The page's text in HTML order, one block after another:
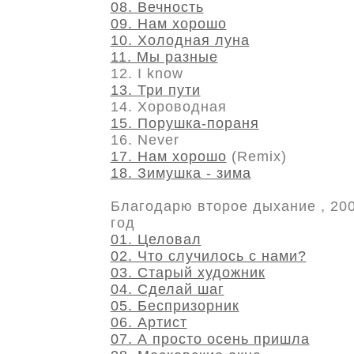
08. Вечность
09. Нам хорошо
10. Холодная луна
11. Мы разные
12. I know
13. Три пути
14. Хороводная
15. Порушка-пораня
16. Never
17. Нам хорошо (Remix)
18. Зимушка - зима
Благодарю второе дыхание ,
год
01. Целовал
02. Что случилось с нами?
03. Старый художник
04. Сделай шаг
05. Беспризорник
06. Артист
07. А просто осень пришла